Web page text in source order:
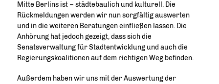
Mitte Berlins ist – städtebaulich und kulturell. Die
Rückmeldungen werden wir nun sorgfältig auswerten
und in die weiteren Beratungen einfließen lassen. Die
Anhörung hat jedoch gezeigt, dass sich die
Senatsverwaltung für Stadtentwicklung und auch die
Regierungskoalitionen auf dem richtigen Weg befinden.
Außerdem haben wir uns mit der Auswertung der